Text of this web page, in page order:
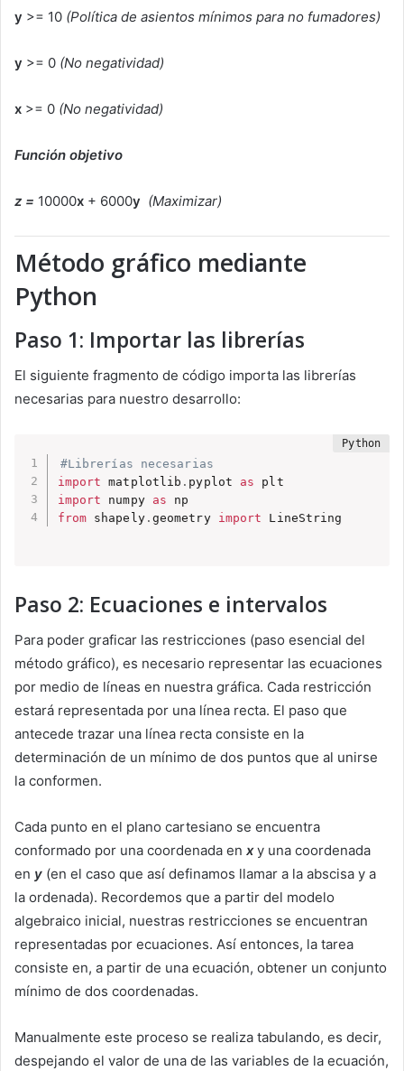
y >= 10 (Política de asientos mínimos para no fumadores)
y >= 0 (No negatividad)
x >= 0 (No negatividad)
Función objetivo
z = 10000x + 6000y (Maximizar)
Método gráfico mediante
Python
Paso 1: Importar las librerías
El siguiente fragmento de código importa las librerías
necesarias para nuestro desarrollo:
#Librerías necesarias
import matplotlib . pyplot as
import numpy as
from shapely. geometry import
Paso 2: Ecuaciones e intervalos
Para poder graficar las restricciones (paso esencial del
método gráfico), es necesario representar las ecuaciones
por medio de líneas en nuestra gráfica. Cada restricción
estará representada por una línea recta. El paso que
antecede trazar una línea recta consiste en la
determinación de un mínimo de dos puntos que al unirse
la conformen.
Cada punto en el plano cartesiano se encuentra
conformado por una coordenada en x y una coordenada
en y (en el caso que así definamos llamar a la abscisa y a
la ordenada). Recordemos que a partir del modelo
algebraico inicial, nuestras restricciones se encuentran
representadas por ecuaciones. Así entonces, la tarea
consiste en, a partir de una ecuación, obtener un conjunto
mínimo de dos coordenadas.
Manualmente este proceso se realiza tabulando, es decir,
despejando el valor de una de las variables de la ecuación,